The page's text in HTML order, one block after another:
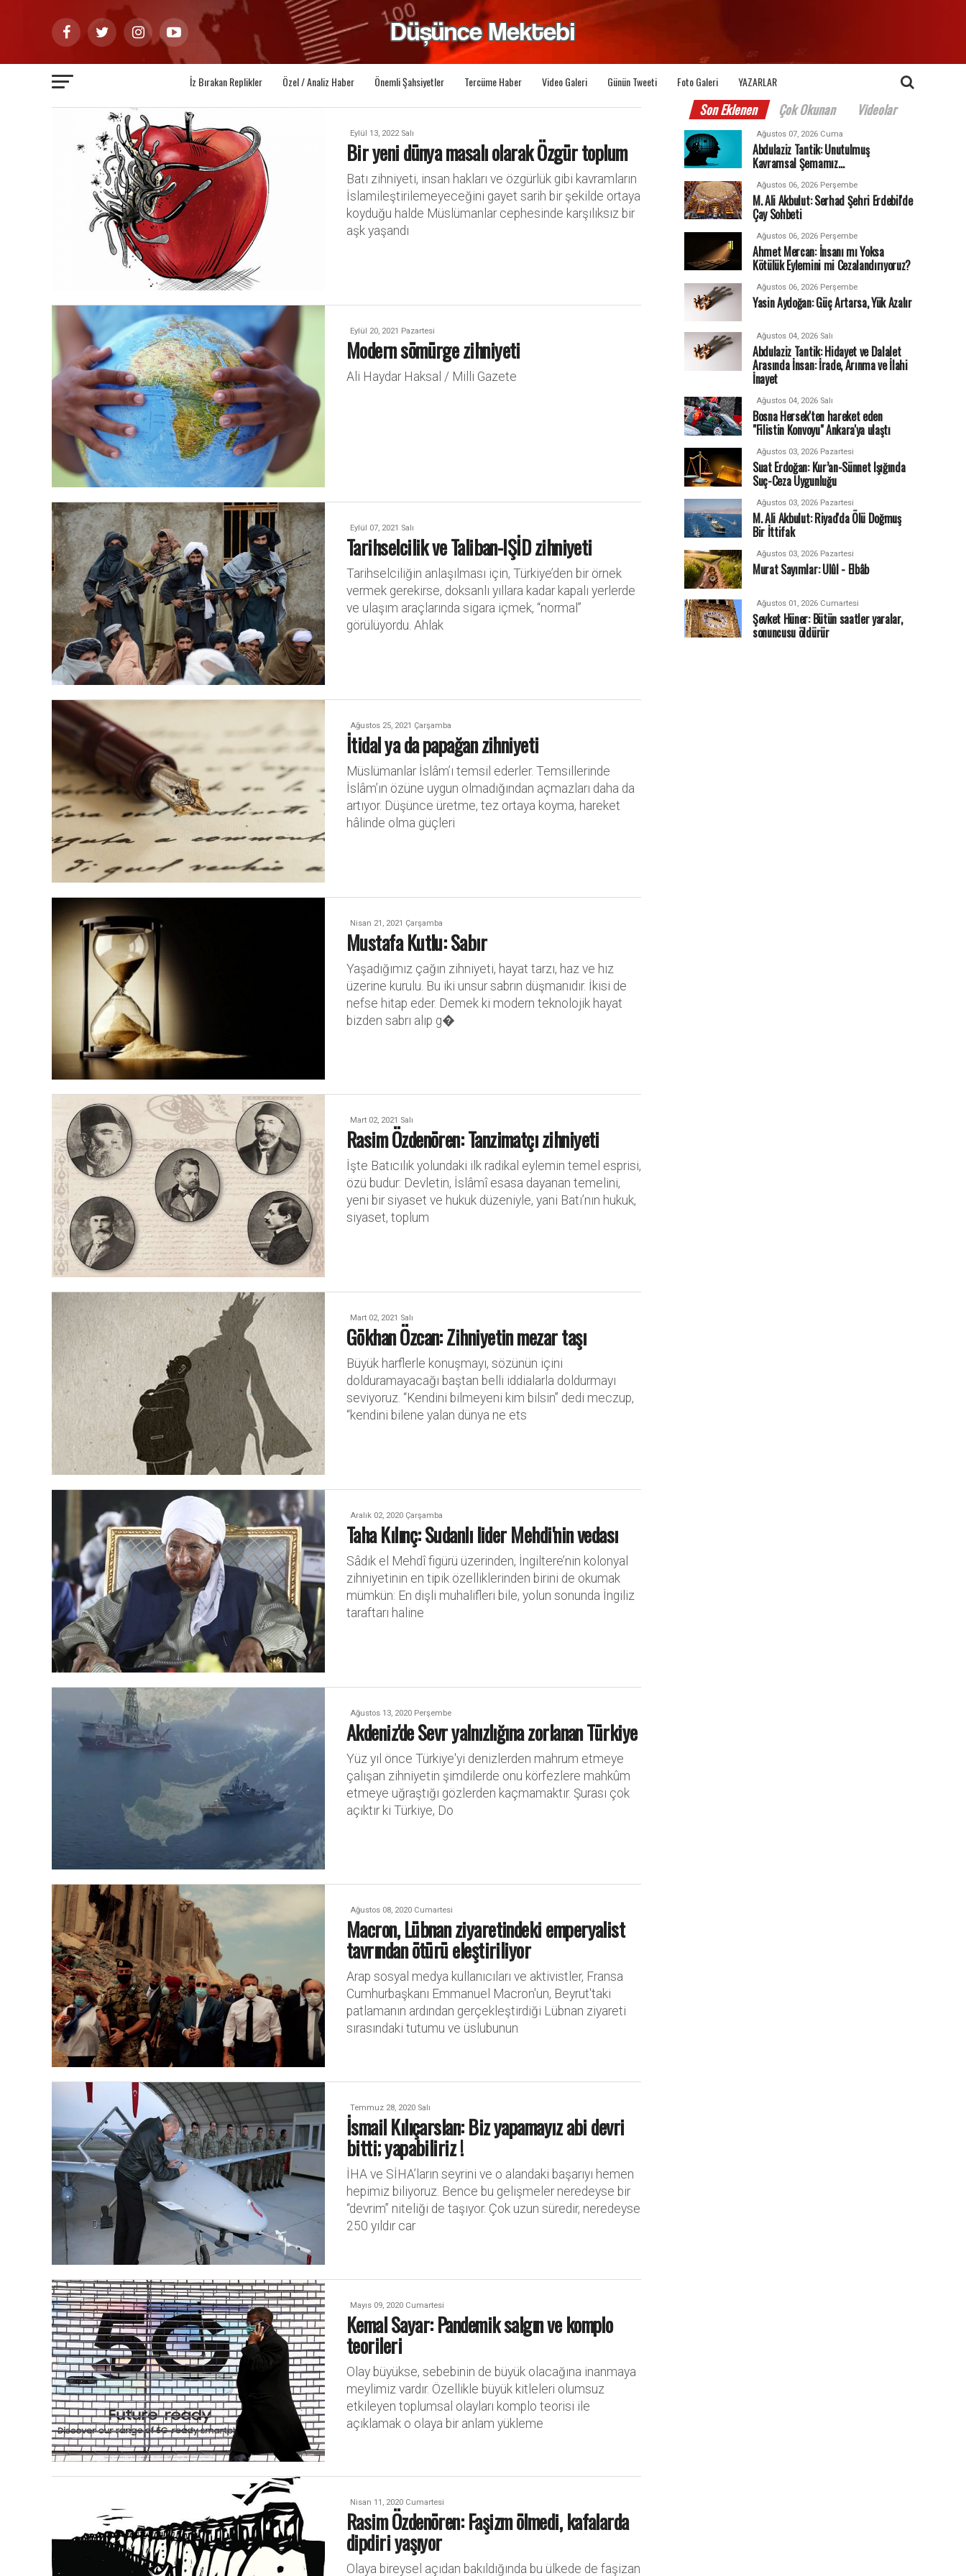
İz Bırakan Replikler Özel / Analiz Haber Önemli Şahsiyetler Tercüme Haber Video Galeri Günün Tweeti Foto Galeri YAZARLAR
Eylül 13, 2022 Salı
Bir yeni dünya masalı olarak Özgür toplum
Batı zihniyeti, insan hakları ve özgürlük gibi kavramların
İslamileştirilemeyeceğini gayet sarih bir şekilde ortaya
koyduğu halde Müslümanlar cephesinde karşılıksız bir
aşk yaşandı
Eylül 20, 2021 Pazartesi
Modern sömürge zihniyeti
Ali Haydar Haksal / Milli Gazete
Eylül 07, 2021 Salı
Tarihselcilik ve Taliban-IŞİD zihniyeti
Tarihselciliğin anlaşılması için, Türkiye’den bir örnek
vermek gerekirse, doksanlı yıllara kadar kapalı yerlerde
ve ulaşım araçlarında sigara içmek, “normal”
görülüyordu. Ahlak
Ağustos 25, 2021 Çarşamba
İtidal ya da papağan zihniyeti
Müslümanlar İslâm’ı temsil ederler. Temsillerinde
İslâm’ın özüne uygun olmadığından açmazları daha da
artıyor. Düşünce üretme, tez ortaya koyma, hareket
hâlinde olma güçleri
Nisan 21, 2021 Çarşamba
Mustafa Kutlu: Sabır
Yaşadığımız çağın zihniyeti, hayat tarzı, haz ve hız
üzerine kurulu. Bu iki unsur sabrın düşmanıdır. İkisi de
nefse hitap eder. Demek ki modern teknolojik hayat
bizden sabrı alıp g�
Mart 02, 2021 Salı
Rasim Özdenören: Tanzimatçı zihniyeti
İşte Batıcılık yolundaki ilk radikal eylemin temel esprisi,
özü budur: Devletin, İslâmî esasa dayanan temelini,
yeni bir siyaset ve hukuk düzeniyle, yani Batı’nın hukuk,
siyaset, toplum
Mart 02, 2021 Salı
Gökhan Özcan: Zihniyetin mezar taşı
Büyük harflerle konuşmayı, sözünün içini
dolduramayacağı baştan belli iddialarla doldurmayı
seviyoruz. “Kendini bilmeyeni kim bilsin” dedi meczup,
“kendini bilene yalan dünya ne ets
Aralık 02, 2020 Çarşamba
Taha Kılınç: Sudanlı lider Mehdi'nin vedası
Sâdık el Mehdî figürü üzerinden, İngiltere’nin kolonyal
zihniyetinin en tipik özelliklerinden birini de okumak
mümkün: En dişli muhalifleri bile, yolun sonunda İngiliz
taraftarı haline
Ağustos 13, 2020 Perşembe
Akdeniz'de Sevr yalnızlığına zorlanan Türkiye
Yüz yıl önce Türkiye'yi denizlerden mahrum etmeye
çalışan zihniyetin şimdilerde onu körfezlere mahkûm
etmeye uğraştığı gözlerden kaçmamaktır. Şurası çok
açıktır ki Türkiye, Do
Ağustos 08, 2020 Cumartesi
Macron, Lübnan ziyaretindeki emperyalist
tavrından ötürü eleştiriliyor
Arap sosyal medya kullanıcıları ve aktivistler, Fransa
Cumhurbaşkanı Emmanuel Macron'un, Beyrut'taki
patlamanın ardından gerçekleştirdiği Lübnan ziyareti
sırasındaki tutumu ve üslubunun
Temmuz 28, 2020 Salı
İsmail Kılıçarslan: Biz yapamayız abi devri
bitti; yapabiliriz !
İHA ve SİHA’ların seyrini ve o alandaki başarıyı hemen
hepimiz biliyoruz. Bence bu gelişmeler neredeyse bir
“devrim” niteliği de taşıyor. Çok uzun süredir, neredeyse
250 yıldır car
Mayıs 09, 2020 Cumartesi
Kemal Sayar: Pandemik salgın ve komplo
teorileri
Olay büyükse, sebebinin de büyük olacağına inanmaya
meylimiz vardır. Özellikle büyük kitleleri olumsuz
etkileyen toplumsal olayları komplo teorisi ile
açıklamak o olaya bir anlam yükleme
Nisan 11, 2020 Cumartesi
Rasim Özdenören: Faşizm ölmedi, kafalarda
dipdiri yaşıyor
Olaya bireysel açıdan bakıldığında bu ülkede de faşizan
Son Eklenen Çok Okunan Videolar
Ağustos 07, 2026 Cuma
Abdulaziz Tantik: Unutulmuş
Kavramsal Şemamız…
Ağustos 06, 2026 Perşembe
M. Ali Akbulut: Serhad Şehri Erdebil'de
Çay Sohbeti
Ağustos 06, 2026 Perşembe
Ahmet Mercan: İnsanı mı Yoksa
Kötülük Eylemini mi Cezalandırıyoruz?
Ağustos 06, 2026 Perşembe
Yasin Aydoğan: Güç Artarsa, Yük Azalır
Ağustos 04, 2026 Salı
Abdulaziz Tantik: Hidayet ve Dalalet
Arasında İnsan: İrade, Arınma ve İlahi
İnayet
Ağustos 04, 2026 Salı
Bosna Hersek'ten hareket eden
"Filistin Konvoyu" Ankara'ya ulaştı
Ağustos 03, 2026 Pazartesi
Suat Erdoğan: Kur’an-Sünnet Işığında
Suç-Ceza Uygunluğu
Ağustos 03, 2026 Pazartesi
M. Ali Akbulut: Riyad'da Ölü Doğmuş
Bir İttifak
Ağustos 03, 2026 Pazartesi
Murat Sayımlar: Ulûl - Elbâb
Ağustos 01, 2026 Cumartesi
Şevket Hüner: Bütün saatler yaralar,
sonuncusu öldürür